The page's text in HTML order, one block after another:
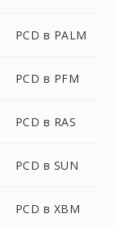
PCD в PALM
PCD в PFM
PCD в RAS
PCD в SUN
PCD в XBM